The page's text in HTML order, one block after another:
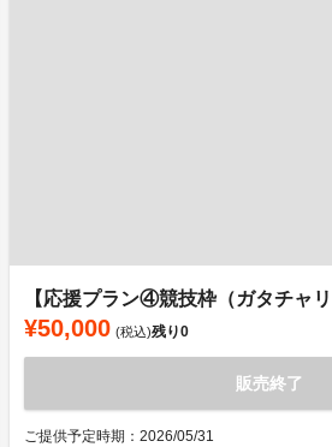
【応援プラン④競技枠（ガタチャリ
¥50,000 (税込)残り0
販売終了
ご提供予定時期：2026/05/31